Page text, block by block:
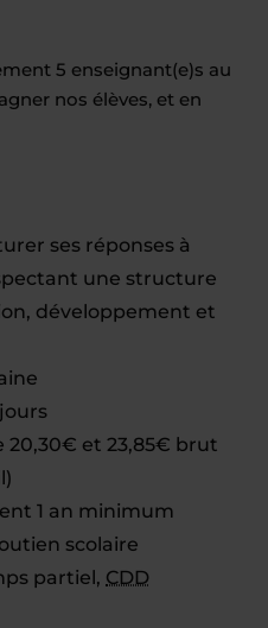
5 enseignant(e)s au
nos élèves, et en
ses réponses à
une structure
développement et
20,30€ et 23,85€ brut
1 an minimum
scolaire
partiel, CDD